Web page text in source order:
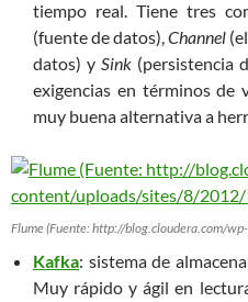
tiempo real. Tiene tres
(fuente de datos),Channel
datos) y Sink(persistencia
exigencias en términos de
muy buena alternativa a
Flume (Fuente: http://blog.cloudera.com/
Kafka: sistema de
Muy rápido y ágil en